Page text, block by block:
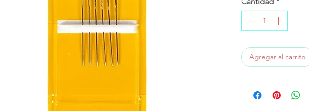
Agregar al carrito